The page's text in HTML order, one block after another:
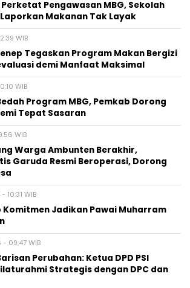
Pengawasan MBG, Sekolah
Makanan Tak Layak
WIB
Tegaskan Program Makan Bergizi
demi Manfaat Maksimal
WIB
Program MBG, Pemkab Dorong
Tepat Sasaran
WIB
Warga Ambunten Berakhir,
Garuda Resmi Beroperasi, Dorong
10:31 WIB
Komitmen Jadikan Pawai Muharram
09:47 WIB
Perubahan: Ketua DPD PSI
Strategis dengan DPC dan